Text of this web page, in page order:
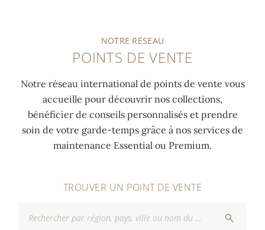
NOTRE RÉSEAU
POINTS DE VENTE
Notre réseau international de points de vente vous
accueille pour découvrir nos collections,
bénéficier de conseils personnalisés et prendre
soin de votre garde-temps grâce à nos services de
maintenance Essential ou Premium.
TROUVER UN POINT DE VENTE